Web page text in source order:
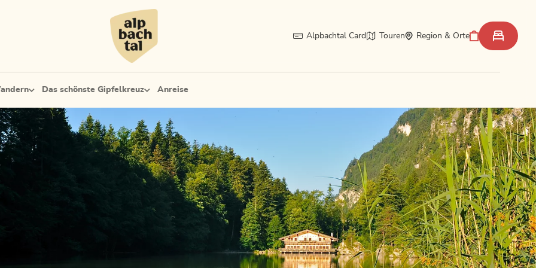
Alpbachtal Card Touren Region & Orte
Das schönste Gipfelkreuz Anreise